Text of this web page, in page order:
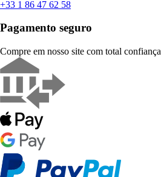
+33 1 86 47 62 58
Pagamento seguro
Compre em nosso site com total confiança